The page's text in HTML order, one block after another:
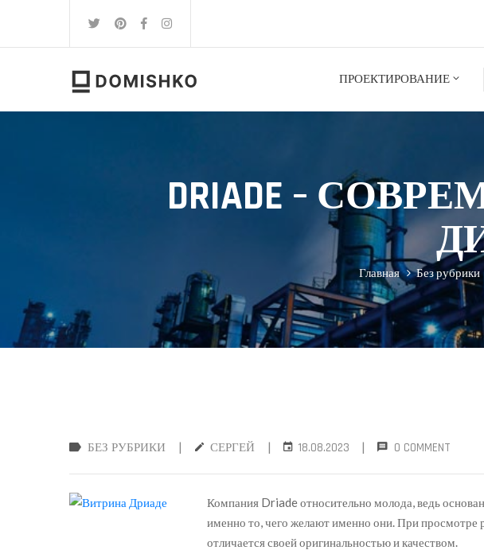
ПРОЕКТИРОВАНИЕ
DRIADE –
Главная Без рубрики
БЕЗ РУБРИКИ | СЕРГЕЙ | 18.08.2023 | 0 COMMENT
Компания Driade относительно молода, ведь
именно то, чего желают именно они. При просмотре
отличается своей оригинальностью и качеством.